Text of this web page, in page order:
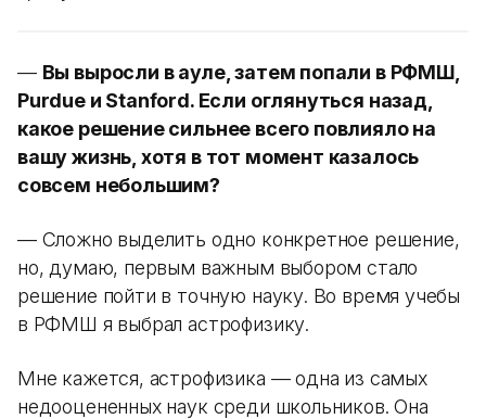
— Вы выросли в ауле, затем попали в РФМШ,
Purdue и Stanford. Если оглянуться назад,
какое решение сильнее всего повлияло на
вашу жизнь, хотя в тот момент казалось
совсем небольшим?
— Сложно выделить одно конкретное решение,
но, думаю, первым важным выбором стало
решение пойти в точную науку. Во время учебы
в РФМШ я выбрал астрофизику.
Мне кажется, астрофизика — одна из самых
недооцененных наук среди школьников. Она